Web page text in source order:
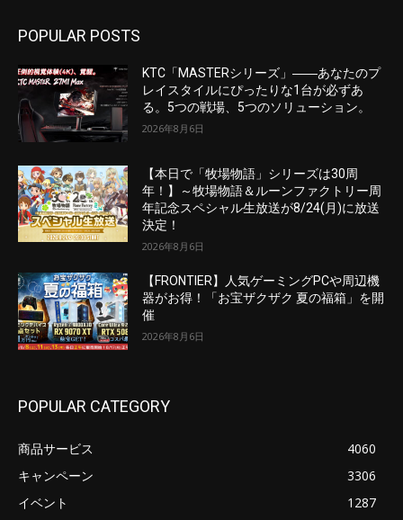
POPULAR POSTS
KTC「MASTERシリーズ」――あなたのプ
レイスタイルにぴったりな1台が必ずあ
る。5つの戦場、5つのソリューション。
2026年8月6日
【本日で「牧場物語」シリーズは30周
年！】～牧場物語＆ルーンファクトリー周
年記念スペシャル生放送が8/24(月)に放送
決定！
2026年8月6日
【FRONTIER】人気ゲーミングPCや周辺機
器がお得！「お宝ザクザク 夏の福箱」を開
催
2026年8月6日
POPULAR CATEGORY
商品サービス
4060
キャンペーン
3306
イベント
1287